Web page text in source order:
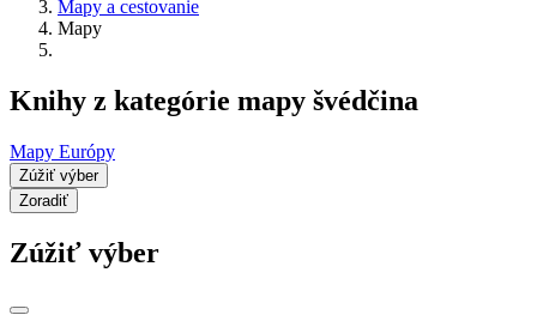
Mapy a cestovanie
Mapy
Knihy z kategórie mapy švédčina
Mapy Európy
Zúžiť výber
Zoradiť
Zúžiť výber